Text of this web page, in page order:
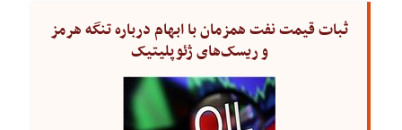
ثبات قیمت نفت همزمان با ابهام درباره تنگه هرمز
و ریسک‌های ژئوپلیتیک